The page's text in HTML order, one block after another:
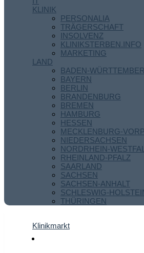
KLINIK
PERSONALIA
TRÄGERSCHAFT
INSOLVENZ
KLINIKSTERBEN.INFO
MARKETING
LAND
BADEN-
BAYERN
BERLIN
BRANDENBURG
BREMEN
HAMBURG
HESSEN
MECKLENBURG-
NIEDERSACHSEN
NORDRHEIN-
RHEINLAND-PFALZ
SAARLAND
SACHSEN
SACHSEN-ANHALT
SCHLESWIG-
THÜRINGEN
Klinikmarkt